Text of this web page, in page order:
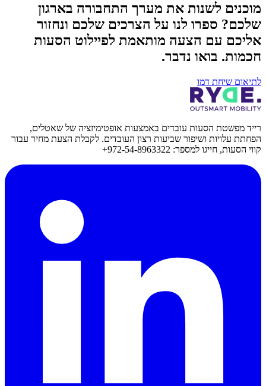
מוכנים לשנות את מערך התחבורה בארגון
שלכם? ספרו לנו על הצרכים שלכם ונחזור
אליכם עם הצעה מותאמת לפיילוט הסעות
חכמות. בואו נדבר.
לתיאום שיחת דמו
רייד מפשטת הסעות עובדים באמצעות אופטימיזציה של שאטלים,
הפחתת עלויות ושיפור שביעות רצון העובדים. לקבלת הצעת מחיר עבור
קווי הסעות, חייגו למספר: 972-54-8963322+